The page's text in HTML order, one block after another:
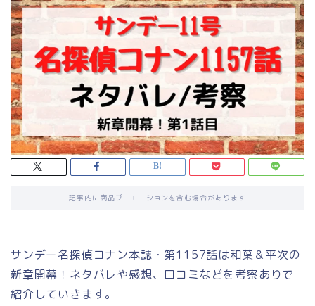
記事内に商品プロモーションを含む場合があります
サンデー名探偵コナン本誌・第1157話は和葉＆平次の
新章開幕！ネタバレや感想、口コミなどを考察ありで
紹介していきます。